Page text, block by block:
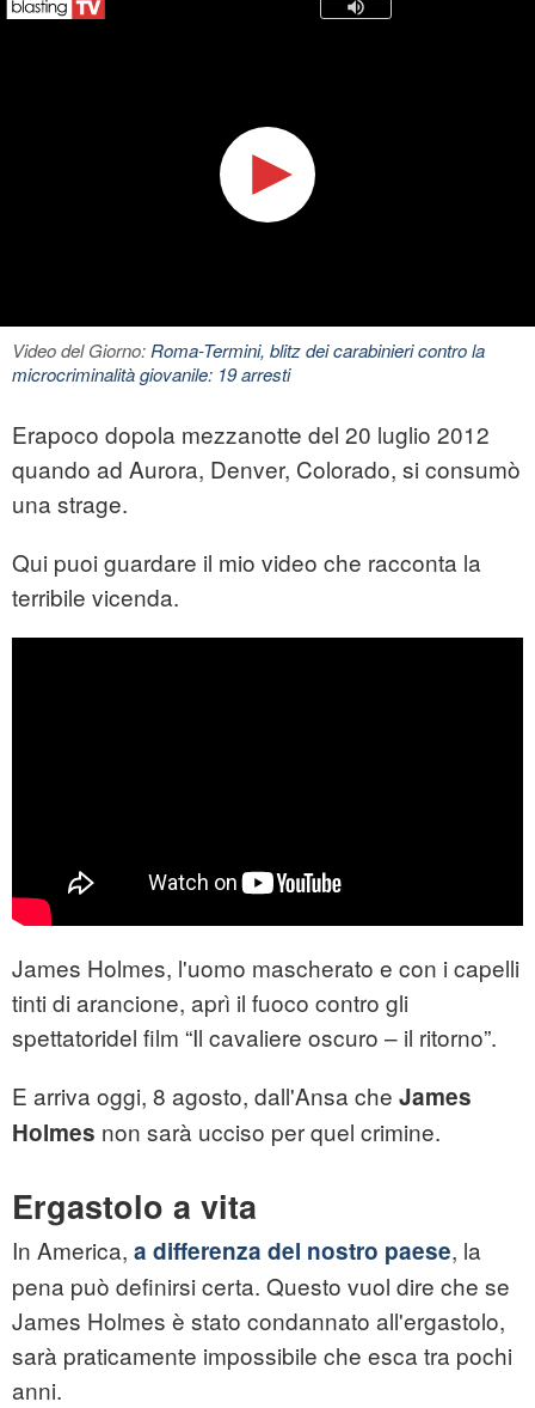
Video del Giorno:Roma-Termini, blitz dei carabinieri contro la
microcriminalità giovanile: 19 arresti
Erapoco dopola mezzanotte del 20 luglio 2012
quando ad Aurora, Denver, Colorado, si consumò
una strage.
Qui puoi guardare il mio video che racconta la
terribile vicenda.
James Holmes, l'uomo mascherato e con i capelli
tinti di arancione, aprì il fuoco contro gli
spettatoridel film “Il cavaliere oscuro – il ritorno”.
E arriva oggi, 8 agosto, dall'Ansa che James
Holmes non sarà ucciso per quel crimine.
Ergastolo a vita
In America, a differenza del nostro paese, la
pena può definirsi certa. Questo vuol dire che se
James Holmes è stato condannato all'ergastolo,
sarà praticamente impossibile che esca tra pochi
anni.